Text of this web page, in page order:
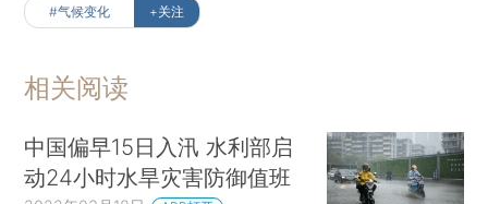
#气候变化 +关注
相关阅读
中国偏早15日入汛 水利部启
动24小时水旱灾害防御值班